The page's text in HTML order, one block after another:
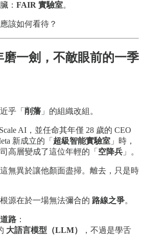
： FAIR 實驗室。
該如何看待？
磨一劍，不敵眼前的一季
乎「 削藩 」的組織改組。
AI，並任命其年僅 28 歲的 CEO
新成立的「 超級智能實驗室 」時，
高層變成了這位年輕的「 空降兵 」。
無異於讓他顏面盡掃。離去，只是時
源在於一場無法彌合的 路線之爭。
路 ：
大語言模型（LLM）
，不過是學舌